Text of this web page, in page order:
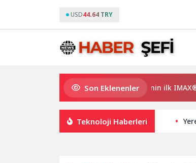
USD44.64 TRY
Son Eklenenler
Gupi ve Gülmeyen Kral Türkiye’nin ilk IMAX®
Teknoloji Haberleri